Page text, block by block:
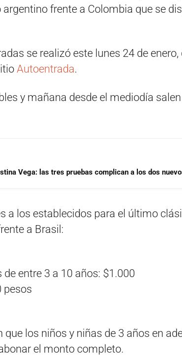
frente a Colombia que se
se realizó este lunes 24 de enero,
Autoentrada.
y mañana desde el mediodía
Vega: las tres pruebas complican a los dos
a los establecidos para el último
a Brasil:
entre 3 a 10 años: $1.000
pesos
que los niños y niñas de 3 años en
el monto completo.